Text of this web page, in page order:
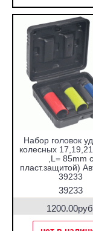
Набор головок
колесных
,L= 85mm с
пласт.защитой)
39233
39233